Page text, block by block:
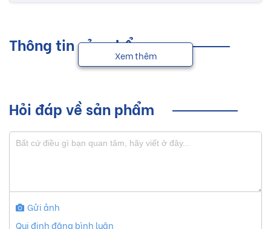
Thông tin sản phẩm
Xem thêm
Hỏi đáp về sản phẩm
Gửi ảnh
Qui định đăng bình luận